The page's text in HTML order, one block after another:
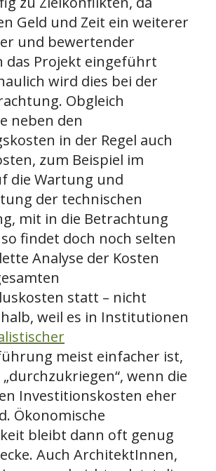
Geld und Zeit ein weiterer
und bewertender
das Projekt eingeführt
wird dies bei der
Obgleich
neben den
in der Regel auch
zum Beispiel im
die Wartung und
der technischen
mit in die Betrachtung
findet doch noch selten
Analyse der Kosten
statt – nicht
weil es in Institutionen
meist einfacher ist,
wenn die
Investitionskosten eher
Ökonomische
bleibt dann oft genug
Auch ArchitektInnen,